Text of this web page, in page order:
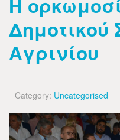
Η
Δημοτικού
Αγρινίου
Category: Uncategorised